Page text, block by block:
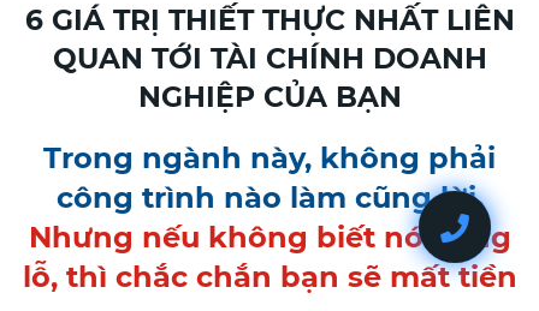
6 GIÁ TRỊ THIẾT THỰC NHẤT LIÊN
QUAN TỚI TÀI CHÍNH DOANH
NGHIỆP CỦA BẠN
Trong ngành này, không phải
công trình nào làm cũng lời.
Nhưng nếu không biết nó đang
lỗ, thì chắc chắn bạn sẽ mất tiền